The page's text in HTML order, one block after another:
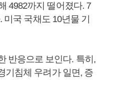
4982까지 떨어졌다. 7
국 국채도 10년물 기
반응으로 보인다. 특히,
기침체 우려가 일면, 증